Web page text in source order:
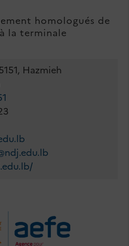
homologués de
la terminale
Hazmieh